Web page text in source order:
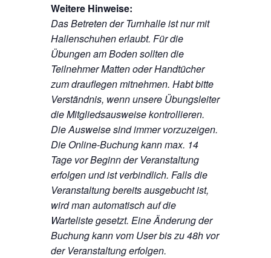
Weitere Hinweise:
Das Betreten der Turnhalle ist nur mit
Hallenschuhen erlaubt. Für die
Übungen am Boden sollten die
Teilnehmer Matten oder Handtücher
zum drauflegen mitnehmen. Habt bitte
Verständnis, wenn unsere Übungsleiter
die Mitgliedsausweise kontrollieren.
Die Ausweise sind immer vorzuzeigen.
Die Online-Buchung kann max. 14
Tage vor Beginn der Veranstaltung
erfolgen und ist verbindlich. Falls die
Veranstaltung bereits ausgebucht ist,
wird man automatisch auf die
Warteliste gesetzt. Eine Änderung der
Buchung kann vom User bis zu 48h vor
der Veranstaltung erfolgen.